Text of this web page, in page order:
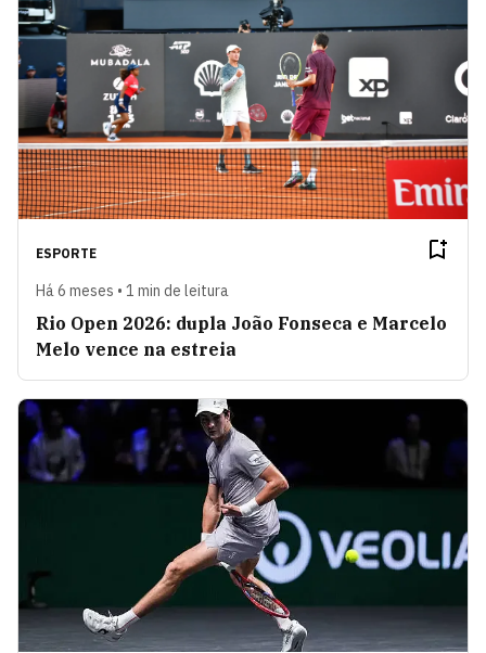
ESPORTE
Há 6 meses • 1 min de leitura
Rio Open 2026: dupla João Fonseca e Marcelo
Melo vence na estreia